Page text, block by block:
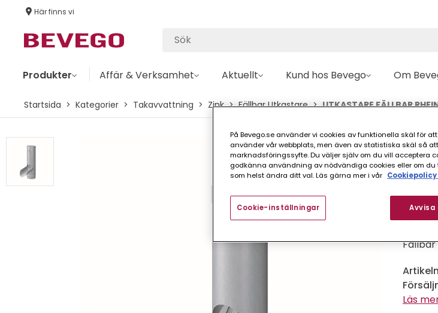
Här finns vi
Produkter Affär & Verksamhet Aktuellt Kund hos Bevego Om
Startsida Kategorier Takavvattning Zink Fällbar Utkastare UTKASTARE FÄLLBAR
Läs
På Bevego.se använder vi cookies av funktionella skäl för
använder vår webbplats, men även av statistiska skäl så
marknadsföringssyfte. Du väljer själv om du vill acceptera
godkänna användning av nödvändiga cookies eller om du
som helst ändra ditt val. Läs gärna mer i vår Cookiepolicy
Avvisa
Cookie-inställningar